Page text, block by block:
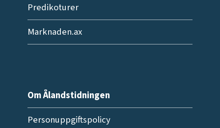
Predikoturer
Marknaden.ax
Om Ålandstidningen
Personuppgiftspolicy